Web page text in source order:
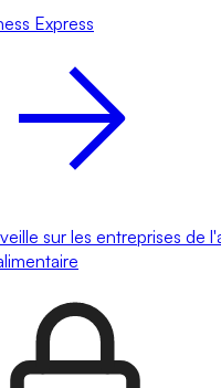
Express
sur les entreprises de